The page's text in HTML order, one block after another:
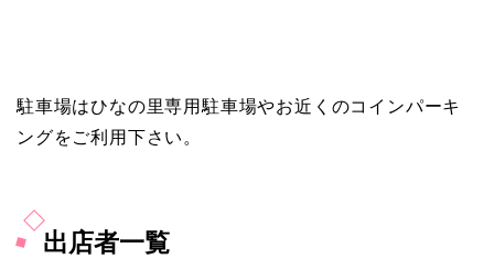
駐車場はひなの里専用駐車場やお近くのコインパーキ
ングをご利用下さい。
出店者一覧